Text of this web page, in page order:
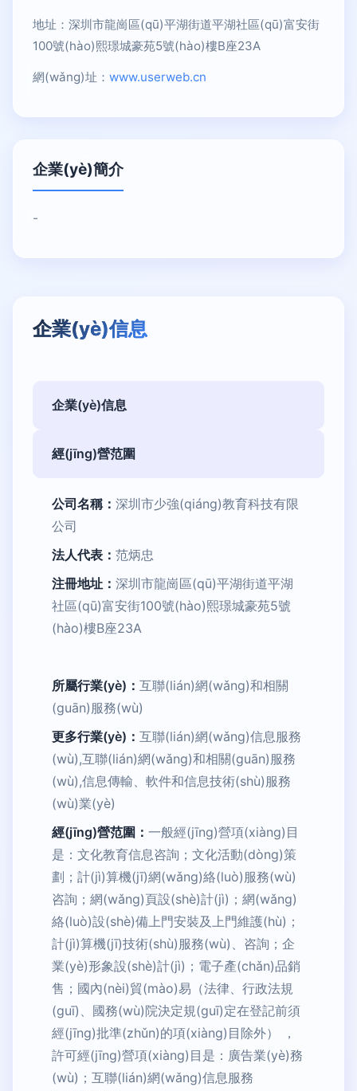
地址：深圳市龍崗區(qū)平湖街道平湖社區(qū)富安街
100號(hào)熙璟城豪苑5號(hào)樓B座23A
網(wǎng)址： www.userweb.cn
企業(yè)簡介
-
企業(yè)信息
企業(yè)信息
經(jīng)營范圍
公司名稱： 深圳市少強(qiáng)教育科技有限
公司
法人代表： 范炳忠
注冊地址： 深圳市龍崗區(qū)平湖街道平湖
社區(qū)富安街100號(hào)熙璟城豪苑5號
(hào)樓B座23A
所屬行業(yè)： 互聯(lián)網(wǎng)和相關
(guān)服務(wù)
更多行業(yè)： 互聯(lián)網(wǎng)信息服務
(wù),互聯(lián)網(wǎng)和相關(guān)服務
(wù),信息傳輸、軟件和信息技術(shù)服務
(wù)業(yè)
經(jīng)營范圍： 一般經(jīng)營項(xiàng)目
是：文化教育信息咨詢；文化活動(dòng)策
劃；計(jì)算機(jī)網(wǎng)絡(luò)服務(wù)
咨詢；網(wǎng)頁設(shè)計(jì)；網(wǎng)
絡(luò)設(shè)備上門安裝及上門維護(hù)；
計(jì)算機(jī)技術(shù)服務(wù)、咨詢；企
業(yè)形象設(shè)計(jì)；電子產(chǎn)品銷
售；國內(nèi)貿(mào)易（法律、行政法規
(guī)、國務(wù)院決定規(guī)定在登記前須
經(jīng)批準(zhǔn)的項(xiàng)目除外） ，
許可經(jīng)營項(xiàng)目是：廣告業(yè)務
(wù)；互聯(lián)網(wǎng)信息服務